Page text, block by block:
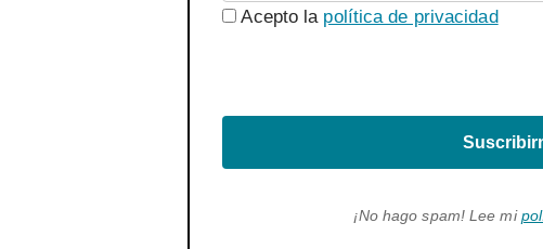
Acepto la política de privacidad
¡No hago spam! Lee mi